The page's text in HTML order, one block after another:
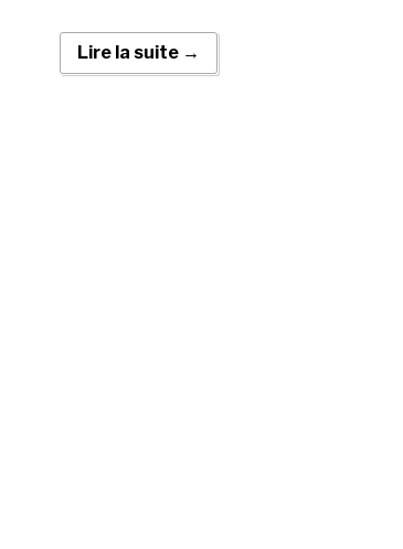
Lire la suite →